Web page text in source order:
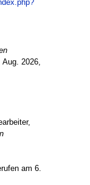
Aug. 2026,
am 6.